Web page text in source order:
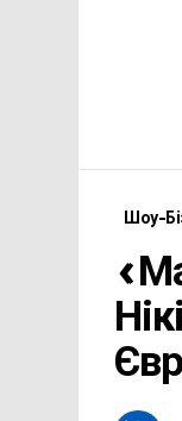
Шоу-